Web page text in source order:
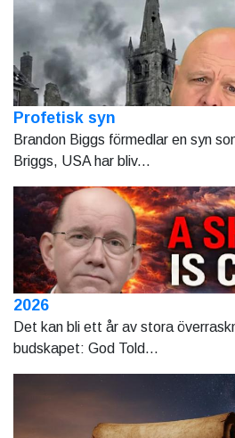
Profetisk syn
Brandon Biggs förmedlar en syn
Briggs, USA har bliv...
2026
Det kan bli ett år av stora
budskapet: God Told...